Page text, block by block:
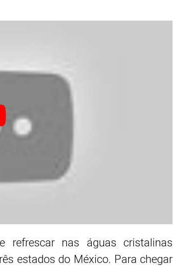
refrescar nas águas cristalinas
estados do México. Para chegar